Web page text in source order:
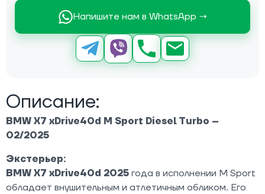
Напишите нам в WhatsApp →
Описание:
BMW X7 xDrive40d M Sport Diesel Turbo –
02/2025
Экстерьер:
BMW X7 xDrive40d 2025 года в исполнении M Sport
обладает внушительным и атлетичным обликом. Его